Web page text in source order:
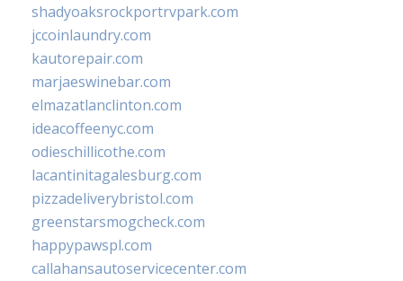
shadyoaksrockportrvpark.com
jccoinlaundry.com
kautorepair.com
marjaeswinebar.com
elmazatlanclinton.com
ideacoffeenyc.com
odieschillicothe.com
lacantinitagalesburg.com
pizzadeliverybristol.com
greenstarsmogcheck.com
happypawspl.com
callahansautoservicecenter.com